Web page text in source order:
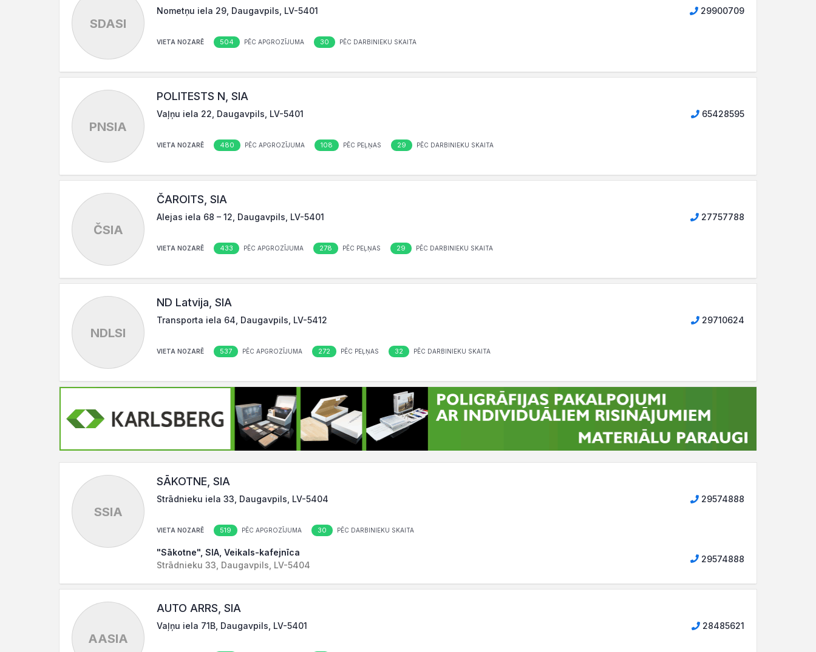
SDASI
Nometņu iela 29, Daugavpils, LV-5401 29900709
VIETA NOZARĒ 504 PĒC APGROZĪJUMA 30 PĒC DARBINIEKU SKAITA
PNSIA
POLITESTS N, SIA
Vaļņu iela 22, Daugavpils, LV-5401 65428595
VIETA NOZARĒ 480 PĒC APGROZĪJUMA 108 PĒC PEĻŅAS 29 PĒC DARBINIEKU SKAITA
ČSIA
ČAROITS, SIA
Alejas iela 68 – 12, Daugavpils, LV-5401 27757788
VIETA NOZARĒ 433 PĒC APGROZĪJUMA 278 PĒC PEĻŅAS 29 PĒC DARBINIEKU SKAITA
NDLSI
ND Latvija, SIA
Transporta iela 64, Daugavpils, LV-5412 29710624
VIETA NOZARĒ 537 PĒC APGROZĪJUMA 272 PĒC PEĻŅAS 32 PĒC DARBINIEKU SKAITA
SSIA
SĀKOTNE, SIA
Strādnieku iela 33, Daugavpils, LV-5404 29574888
VIETA NOZARĒ 519 PĒC APGROZĪJUMA 30 PĒC DARBINIEKU SKAITA
"Sākotne", SIA, Veikals-kafejnīca
Strādnieku 33, Daugavpils, LV-5404
29574888
AASIA
AUTO ARRS, SIA
Vaļņu iela 71B, Daugavpils, LV-5401 28485621